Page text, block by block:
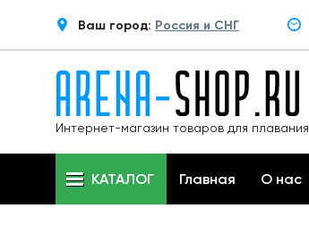
Ваш город: Россия и СНГ
Интернет-магазин товаров для плавания
КАТАЛОГ Главная О нас